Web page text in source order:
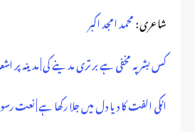
شاعری :محمد امجد اکبر
کس بشر پہ مخفی ہے برتری مدینے کی | مدینہ پر
انکی الفت کا دیا دل میں جلا رکھا ہے | نعت